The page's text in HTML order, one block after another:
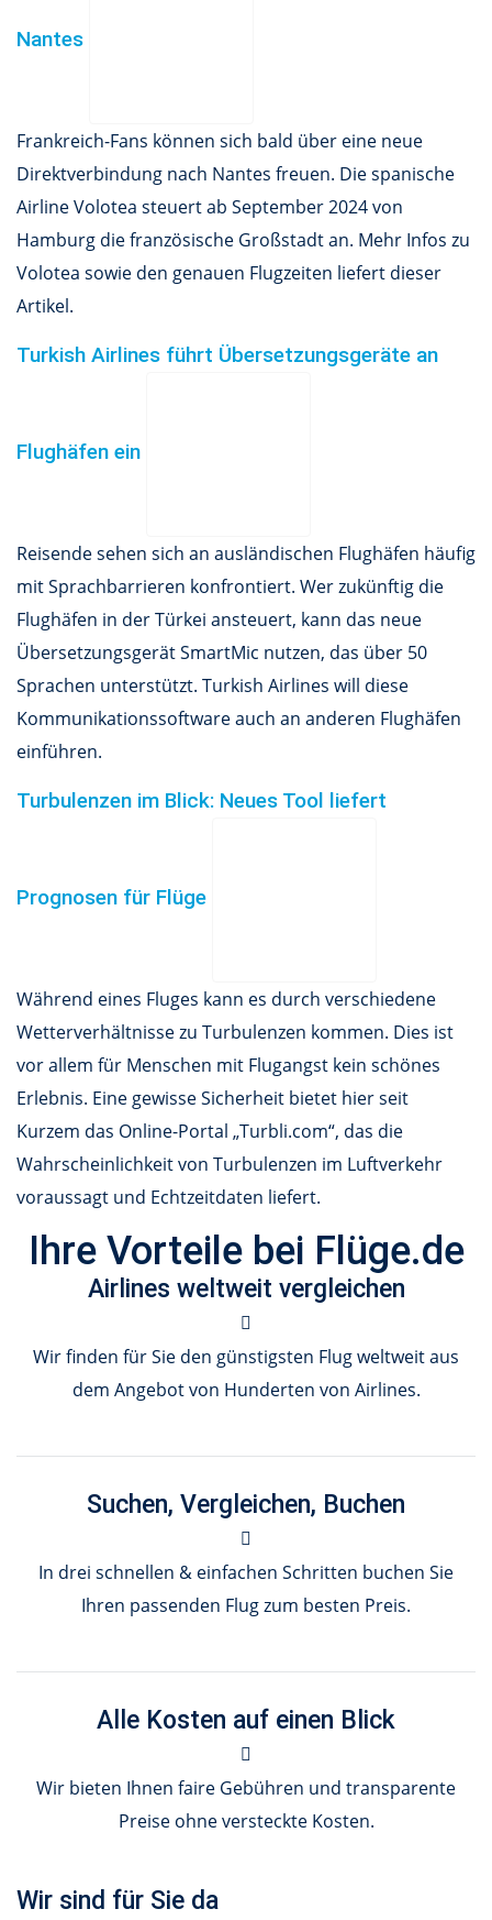
Nantes
Frankreich-Fans können sich bald über eine neue
Direktverbindung nach Nantes freuen. Die spanische
Airline Volotea steuert ab September 2024 von
Hamburg die französische Großstadt an. Mehr Infos zu
Volotea sowie den genauen Flugzeiten liefert dieser
Artikel.
Turkish Airlines führt Übersetzungsgeräte an
Flughäfen ein
Reisende sehen sich an ausländischen Flughäfen häufig
mit Sprachbarrieren konfrontiert. Wer zukünftig die
Flughäfen in der Türkei ansteuert, kann das neue
Übersetzungsgerät SmartMic nutzen, das über 50
Sprachen unterstützt. Turkish Airlines will diese
Kommunikationssoftware auch an anderen Flughäfen
einführen.
Turbulenzen im Blick: Neues Tool liefert
Prognosen für Flüge
Während eines Fluges kann es durch verschiedene
Wetterverhältnisse zu Turbulenzen kommen. Dies ist
vor allem für Menschen mit Flugangst kein schönes
Erlebnis. Eine gewisse Sicherheit bietet hier seit
Kurzem das Online-Portal „Turbli.com“, das die
Wahrscheinlichkeit von Turbulenzen im Luftverkehr
voraussagt und Echtzeitdaten liefert.
Ihre Vorteile bei Flüge.de
Airlines weltweit vergleichen
Wir finden für Sie den günstigsten Flug weltweit aus
dem Angebot von Hunderten von Airlines.
Suchen, Vergleichen, Buchen
In drei schnellen & einfachen Schritten buchen Sie
Ihren passenden Flug zum besten Preis.
Alle Kosten auf einen Blick
Wir bieten Ihnen faire Gebühren und transparente
Preise ohne versteckte Kosten.
Wir sind für Sie da